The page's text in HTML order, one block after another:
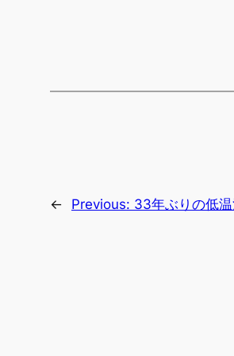
← Previous: 33年ぶりの低